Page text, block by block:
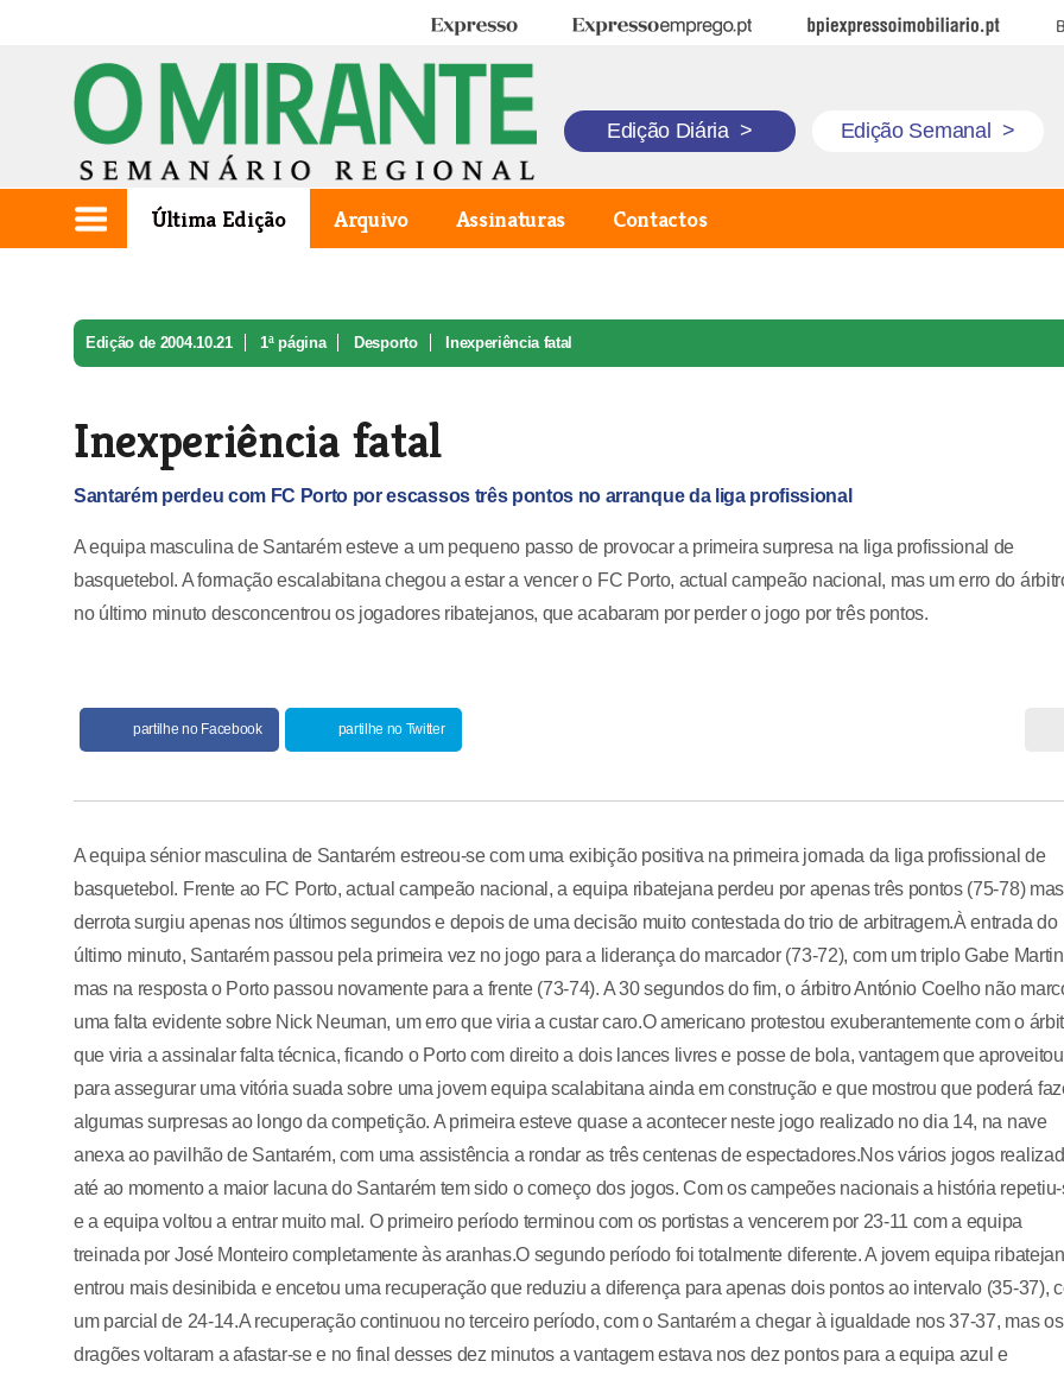
Expresso Expresso Emprego BPI Expresso Imobiliário
Edição Diária > Edição Semanal >
Última Edição Arquivo Assinaturas Contactos
Edição de 2004.10.21 1ª página Desporto Inexperiência fatal
Inexperiência fatal
Santarém perdeu com FC Porto por escassos três pontos no arranque da liga profissional
A equipa masculina de Santarém esteve a um pequeno passo de provocar a primeira surpresa na liga profissional de
basquetebol. A formação escalabitana chegou a estar a vencer o FC Porto, actual campeão nacional, mas um erro do
no último minuto desconcentrou os jogadores ribatejanos, que acabaram por perder o jogo por três pontos.
partilhe no Facebook partilhe no Twitter
A equipa sénior masculina de Santarém estreou-se com uma exibição positiva na primeira jornada da liga profissional de
basquetebol. Frente ao FC Porto, actual campeão nacional, a equipa ribatejana perdeu por apenas três pontos (75-78)
derrota surgiu apenas nos últimos segundos e depois de uma decisão muito contestada do trio de arbitragem.À entrada do
último minuto, Santarém passou pela primeira vez no jogo para a liderança do marcador (73-72), com um triplo Gabe
mas na resposta o Porto passou novamente para a frente (73-74). A 30 segundos do fim, o árbitro António Coelho não
uma falta evidente sobre Nick Neuman, um erro que viria a custar caro.O americano protestou exuberantemente com o
que viria a assinalar falta técnica, ficando o Porto com direito a dois lances livres e posse de bola, vantagem que aproveitou
para assegurar uma vitória suada sobre uma jovem equipa scalabitana ainda em construção e que mostrou que poderá
algumas surpresas ao longo da competição. A primeira esteve quase a acontecer neste jogo realizado no dia 14, na nave
anexa ao pavilhão de Santarém, com uma assistência a rondar as três centenas de espectadores.Nos vários jogos
até ao momento a maior lacuna do Santarém tem sido o começo dos jogos. Com os campeões nacionais a história
e a equipa voltou a entrar muito mal. O primeiro período terminou com os portistas a vencerem por 23-11 com a equipa
treinada por José Monteiro completamente às aranhas.O segundo período foi totalmente diferente. A jovem equipa
entrou mais desinibida e encetou uma recuperação que reduziu a diferença para apenas dois pontos ao intervalo (35-37),
um parcial de 24-14.A recuperação continuou no terceiro período, com o Santarém a chegar à igualdade nos 37-37, mas os
dragões voltaram a afastar-se e no final desses dez minutos a vantagem estava nos dez pontos para a equipa azul e